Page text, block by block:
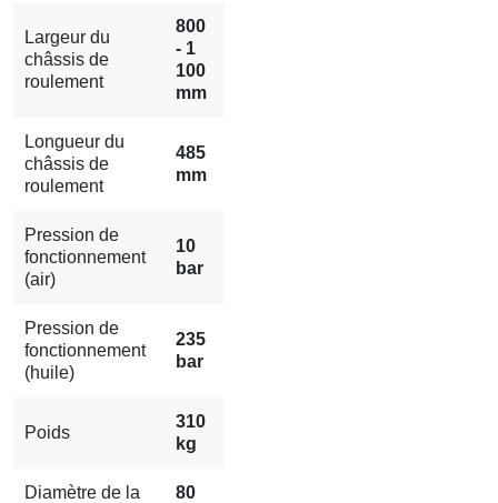
Largeur du
châssis de
roulement
800
- 1
100
mm
Longueur du
châssis de
roulement
485
mm
Pression de
fonctionnement
(air)
10
bar
Pression de
fonctionnement
(huile)
235
bar
Poids
310
kg
Diamètre de la
80